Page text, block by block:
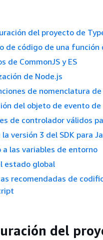
del proyecto de
de código de una función
de CommonJS y ES
de Node.js
de nomenclatura
del objeto de evento
de controlador válidos
la versión 3 del SDK para
a las variables de entorno
estado global
recomendadas de
del